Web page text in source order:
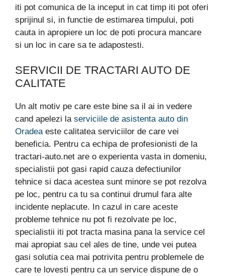
iti pot comunica de la inceput in cat timp iti pot oferi
sprijinul si, in functie de estimarea timpului, poti
cauta in apropiere un loc de poti procura mancare
si un loc in care sa te adapostesti.
SERVICII DE TRACTARI AUTO DE
CALITATE
Un alt motiv pe care este bine sa il ai in vedere
cand apelezi la serviciile de asistenta auto din
Oradeaeste calitatea serviciilor de care vei
beneficia. Pentru ca echipa de profesionisti de la
tractari-auto.net are o experienta vasta in domeniu,
specialistii pot gasi rapid cauza defectiunilor
tehnice si daca acestea sunt minore se pot rezolva
pe loc, pentru ca tu sa continui drumul fara alte
incidente neplacute. In cazul in care aceste
probleme tehnice nu pot fi rezolvate pe loc,
specialistii iti pot tracta masina pana la service cel
mai apropiat sau cel ales de tine, unde vei putea
gasi solutia cea mai potrivita pentru problemele de
care te lovesti pentru ca un service dispune de o